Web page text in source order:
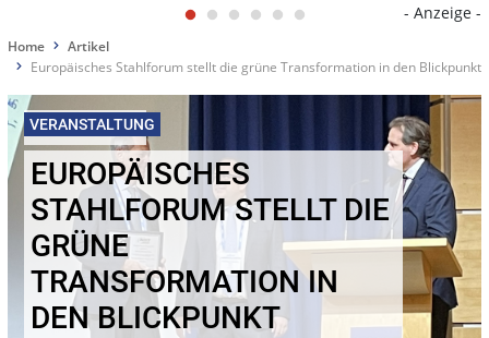
- Anzeige -
Home
Artikel
Europäisches Stahlforum stellt die grüne Transformation in den Blickpunkt
VERANSTALTUNG
06.11.2024
EUROPÄISCHES
STAHLFORUM STELLT DIE
GRÜNE
TRANSFORMATION IN
DEN BLICKPUNKT